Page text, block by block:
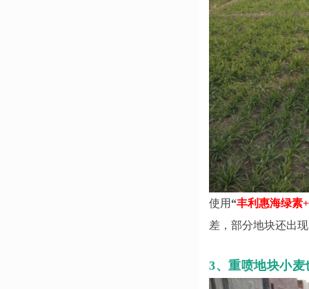
使用“丰利惠海绿素
差，部分地块还出
3、重喷地块小麦